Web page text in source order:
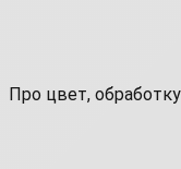
Про цвет,